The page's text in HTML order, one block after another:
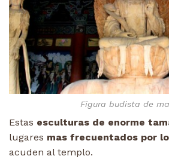
Figura budista de
Estas esculturas de enorme
lugares mas frecuentados por
acuden al templo.